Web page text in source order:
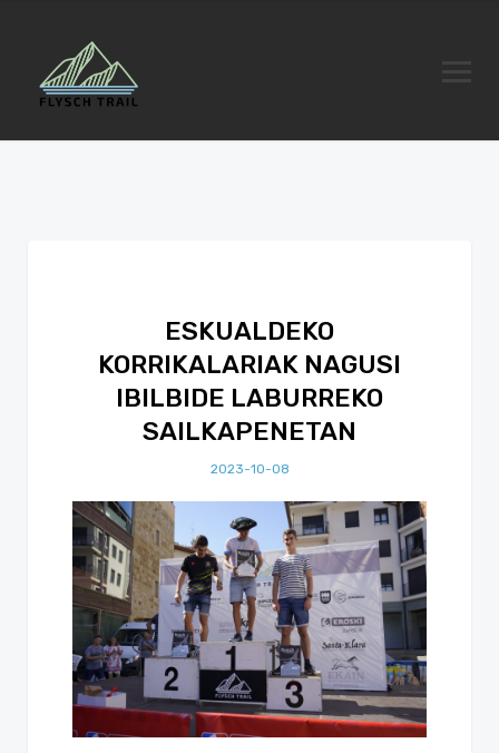
ESKUALDEKO
KORRIKALARIAK NAGUSI
IBILBIDE LABURREKO
SAILKAPENETAN
2023-10-08